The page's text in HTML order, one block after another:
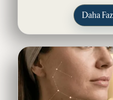
Daha